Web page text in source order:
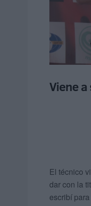
Viene
El técnico
dar con la
escribí